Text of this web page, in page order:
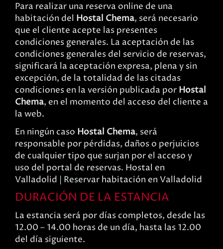
Para realizar una reserva online de una
habitación del Hostal Chema, será necesario
que el cliente acepte las presentes
condiciones generales. La aceptación de las
condiciones generales del servicio de reservas,
significará la aceptación expresa, plena y sin
excepción, de la totalidad de las citadas
condiciones en la versión publicada por Hostal
Chema, en el momento del acceso del cliente a
la web.
En ningún caso Hostal Chema, será
responsable por pérdidas, daños o perjuicios
de cualquier tipo que surjan por el acceso y
uso del portal de reservas. Hostal en
Valladolid | Reservar habitación en Valladolid
DURACIÓN DE LA ESTANCIA
La estancia será por días completos, desde las
12.00 – 14.00 horas de un día, hasta las 12.00
del día siguiente.